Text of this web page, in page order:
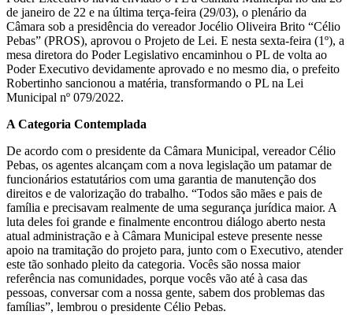
de janeiro de 22 e na última terça-feira (29/03), o plenário da
Câmara sob a presidência do vereador Jocélio Oliveira Brito “Célio
Pebas” (PROS), aprovou o Projeto de Lei. E nesta sexta-feira (1º), a
mesa diretora do Poder Legislativo encaminhou o PL de volta ao
Poder Executivo devidamente aprovado e no mesmo dia, o prefeito
Robertinho sancionou a matéria, transformando o PL na Lei
Municipal nº 079/2022.
A Categoria Contemplada
De acordo com o presidente da Câmara Municipal, vereador Célio
Pebas, os agentes alcançam com a nova legislação um patamar de
funcionários estatutários com uma garantia de manutenção dos
direitos e de valorização do trabalho. “Todos são mães e pais de
família e precisavam realmente de uma segurança jurídica maior. A
luta deles foi grande e finalmente encontrou diálogo aberto nesta
atual administração e à Câmara Municipal esteve presente nesse
apoio na tramitação do projeto para, junto com o Executivo, atender
este tão sonhado pleito da categoria. Vocês são nossa maior
referência nas comunidades, porque vocês vão até à casa das
pessoas, conversar com a nossa gente, sabem dos problemas das
famílias”, lembrou o presidente Célio Pebas.